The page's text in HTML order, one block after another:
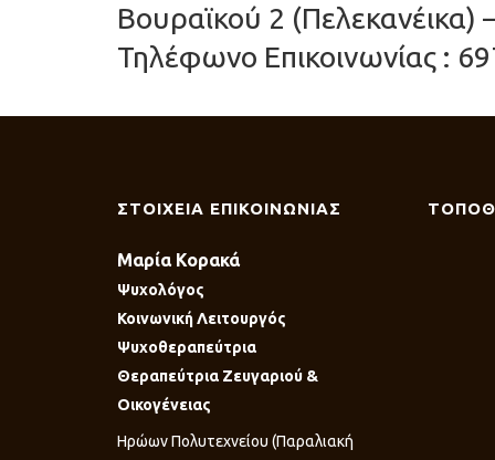
Βουραϊκού 2 (Πελεκανέικα)
Τηλέφωνο Επικοινωνίας :
ΣΤΟΙΧΕΙΑ ΕΠΙΚΟΙΝΩΝΙΑΣ
Μαρία Κορακά
Ψυχολόγος
Κοινωνική Λειτουργός
Ψυχοθεραπεύτρια
Θεραπεύτρια Ζευγαριού &
Οικογένειας
Ηρώων Πολυτεχνείου (Παραλιακή